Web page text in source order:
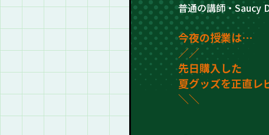
普通の講師・Saucy
今夜の授業は…
／／
先日購入した
夏グッズを正直レ
＼＼